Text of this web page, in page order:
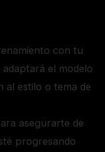
con tu
el modelo
al estilo o tema de
asegurarte de
progresando